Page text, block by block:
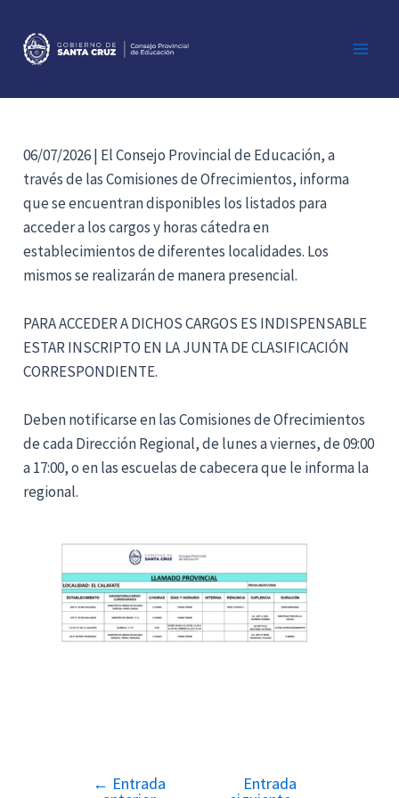
contenido
06/07/2026 | El Consejo Provincial de Educación, a
través de las Comisiones de Ofrecimientos, informa
que se encuentran disponibles los listados para
acceder a los cargos y horas cátedra en
establecimientos de diferentes localidades. Los
mismos se realizarán de manera presencial.
PARA ACCEDER A DICHOS CARGOS ES INDISPENSABLE
ESTAR INSCRIPTO EN LA JUNTA DE CLASIFICACIÓN
CORRESPONDIENTE.
Deben notificarse en las Comisiones de Ofrecimientos
de cada Dirección Regional, de lunes a viernes, de 09:00
a 17:00, o en las escuelas de cabecera que le informa la
regional.
Navegación
← Entrada Entrada